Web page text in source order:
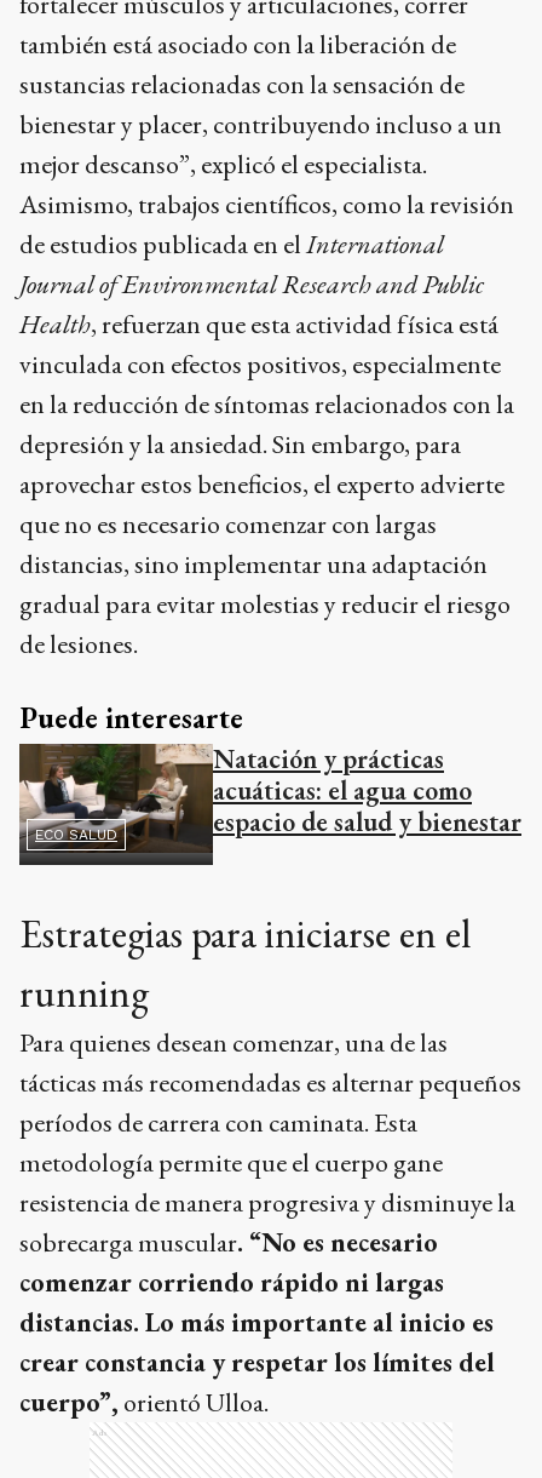
también está asociado con la liberación de
sustancias relacionadas con la sensación de
bienestar y placer, contribuyendo incluso a un
mejor descanso”, explicó el especialista.
Asimismo, trabajos científicos, como la revisión
de estudios publicada en elInternational
Journal of Environmental Research and Public
Health, refuerzan que esta actividad física está
vinculada con efectos positivos, especialmente
en la reducción de síntomas relacionados con la
depresión y la ansiedad. Sin embargo, para
aprovechar estos beneficios, el experto advierte
que no es necesario comenzar con largas
distancias, sino implementar una adaptación
gradual para evitar molestias y reducir el riesgo
de lesiones.
Puede interesarte
ECO SALUD
Natación y prácticas
acuáticas: el agua como
espacio de salud y bienestar
Estrategias para iniciarse en el
running
Para quienes desean comenzar, una de las
tácticas más recomendadas es alternar pequeños
períodos de carrera con caminata. Esta
metodología permite que el cuerpo gane
resistencia de manera progresiva y disminuye la
sobrecarga muscular. “No es necesario
comenzar corriendo rápido ni largas
distancias. Lo más importante al inicio es
crear constancia y respetar los límites del
cuerpo”, orientó Ulloa.
Ads